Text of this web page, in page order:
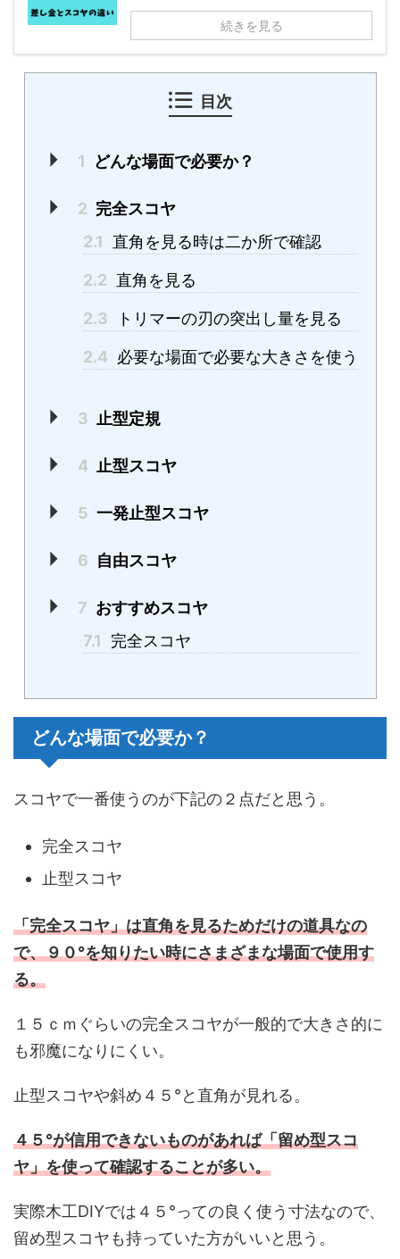
続きを見る
目次
1 どんな場面で必要か？
2 完全スコヤ
2.1
直角を見る時は二か所で確認
2.2 直角を見る
2.3 トリマーの刃の突出し量を見る
2.4 必要な場面で必要な大きさを使う
3 止型定規
4 止型スコヤ
5 一発止型スコヤ
6 自由スコヤ
7 おすすめスコヤ
7.1
完全スコヤ
どんな場面で必要か？
スコヤで一番使うのが下記の２点だと思う。
完全スコヤ
止型スコヤ
「完全スコヤ」は直角を見るためだけの道具なの
で、９０°を知りたい時にさまざまな場面で使用す
る。
１５ｃｍぐらいの完全スコヤが一般的で大きさ的に
も邪魔になりにくい。
止型スコヤや斜め４５°と直角が見れる。
４５°が信用できないものがあれば「留め型スコ
ヤ」を使って確認することが多い。
実際木工DIYでは４５°っての良く使う寸法なので、
留め型スコヤも持っていた方がいいと思う。